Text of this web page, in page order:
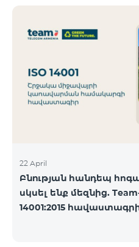
22 April
Բնության հանդեպ
սկսել ենք մեզնից.
14001:2015